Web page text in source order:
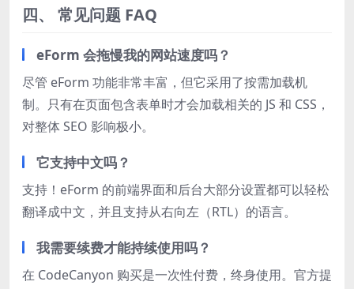
四、 常见问题 FAQ
eForm 会拖慢我的网站速度吗？
尽管 eForm 功能非常丰富，但它采用了按需加载机
制。只有在页面包含表单时才会加载相关的 JS 和 CSS，
对整体 SEO 影响极小。
它支持中文吗？
支持！eForm 的前端界面和后台大部分设置都可以轻松
翻译成中文，并且支持从右向左（RTL）的语言。
我需要续费才能持续使用吗？
在 CodeCanyon 购买是一次性付费，终身使用。官方提